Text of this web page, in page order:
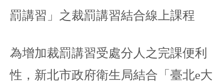
罰講習」之裁罰講習結合線上課程
為增加裁罰講習受處分人之完課便利
性，新北市政府衛生局結合「臺北e大